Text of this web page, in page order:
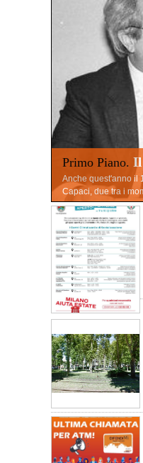
Primo Piano. Il
Anche quest'anno il
Capaci, due tra i